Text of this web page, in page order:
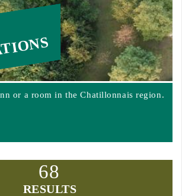
or a room in the Chatillonnais region.
68
RESULTS